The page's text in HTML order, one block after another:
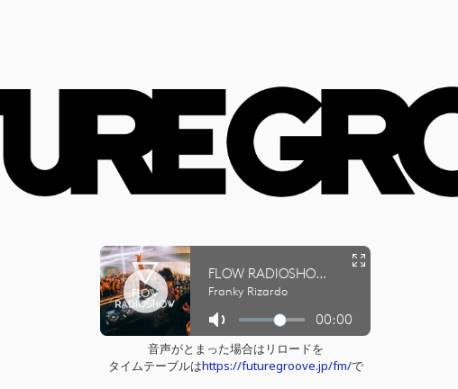
音声がとまった場合はリロードを
タイムテーブルはhttps://futuregroove.jp/fm/で